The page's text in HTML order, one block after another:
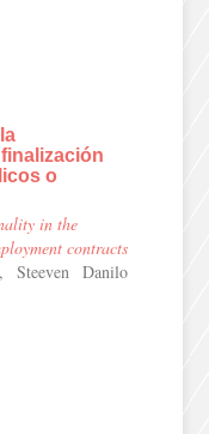
o
in the
contracts
Steeven Danilo